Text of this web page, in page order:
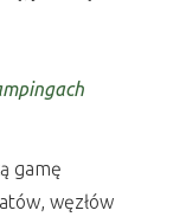
gamę
węzłów